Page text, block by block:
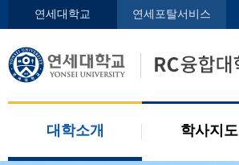
연세대학교 연세포탈서비스
대학소개 학사지도
인사말
오시는 길
학사지도사